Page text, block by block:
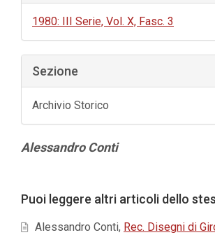
1980: III Serie, Vol. X, Fasc. 3
Sezione
Archivio Storico
Contenuto
Alessandro Conti
dell'articolo
Puoi leggere altri articoli dello
Alessandro Conti, Rec. Disegni di